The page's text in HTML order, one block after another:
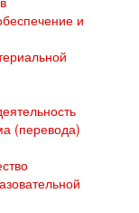
и
(перевода)